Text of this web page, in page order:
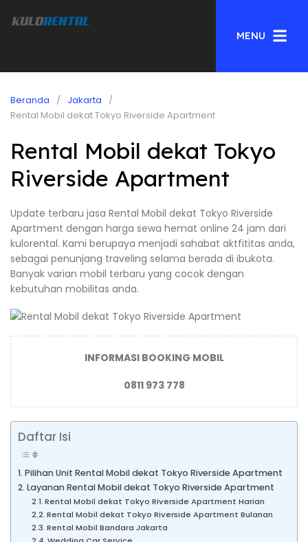
MENU
Beranda
Jakarta
Rental Mobil dekat Tokyo Riverside Apartment
Rental Mobil dekat Tokyo
Riverside Apartment
Update terbaru jasa Rental Mobil dekat Tokyo Riverside
Apartment dengan harga sewa hemat online 24 jam dari
kulorental. Kami berupaya menjadi sahabat aktfititas anda,
sebagai penunjang traveling selama berada di ibukota.
Banyak varian mobil terbaru yang cocok dengan
kebutuhan mobilitas anda.
INFORMASI BOOKING MOBIL
0811 973 778
Daftar Isi
Pilihan Unit Rental Mobil dekat Tokyo Riverside Apartment
Layanan Rental Mobil dekat Tokyo Riverside Apartment
Rental Mobil dekat Tokyo Riverside Apartment Harian
Rental Mobil dekat Tokyo Riverside Apartment Bulanan
Rental Mobil Bandara Jakarta